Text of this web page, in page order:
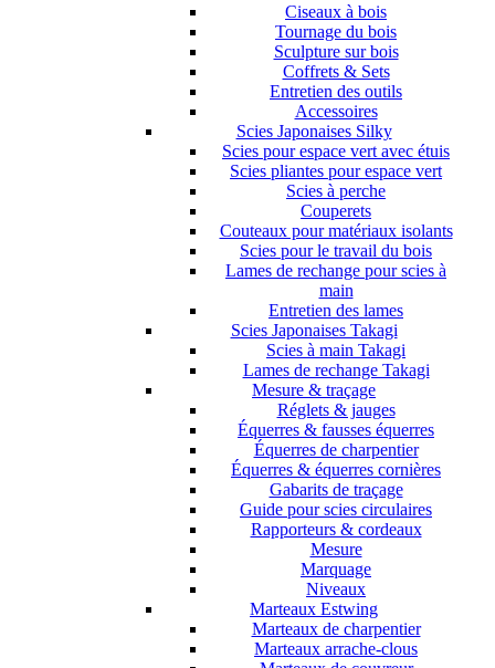
Ciseaux à bois
Tournage du bois
Sculpture sur bois
Coffrets & Sets
Entretien des outils
Accessoires
Scies Japonaises Silky
Scies pour espace vert avec étuis
Scies pliantes pour espace vert
Scies à perche
Couperets
Couteaux pour matériaux isolants
Scies pour le travail du bois
Lames de rechange pour scies à
main
Entretien des lames
Scies Japonaises Takagi
Scies à main Takagi
Lames de rechange Takagi
Mesure & traçage
Réglets & jauges
Équerres & fausses équerres
Équerres de charpentier
Équerres & équerres cornières
Gabarits de traçage
Guide pour scies circulaires
Rapporteurs & cordeaux
Mesure
Marquage
Niveaux
Marteaux Estwing
Marteaux de charpentier
Marteaux arrache-clous